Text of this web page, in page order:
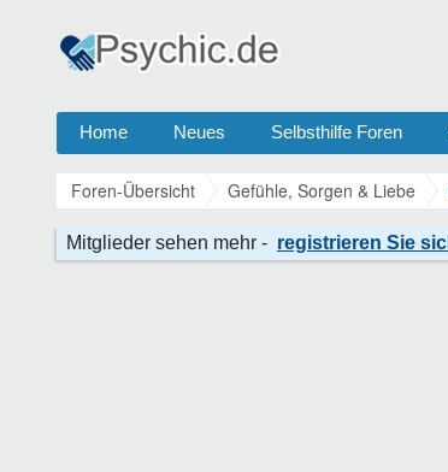
Home Neues Selbsthilfe Foren
Foren-Übersicht Gefühle, Sorgen & Liebe